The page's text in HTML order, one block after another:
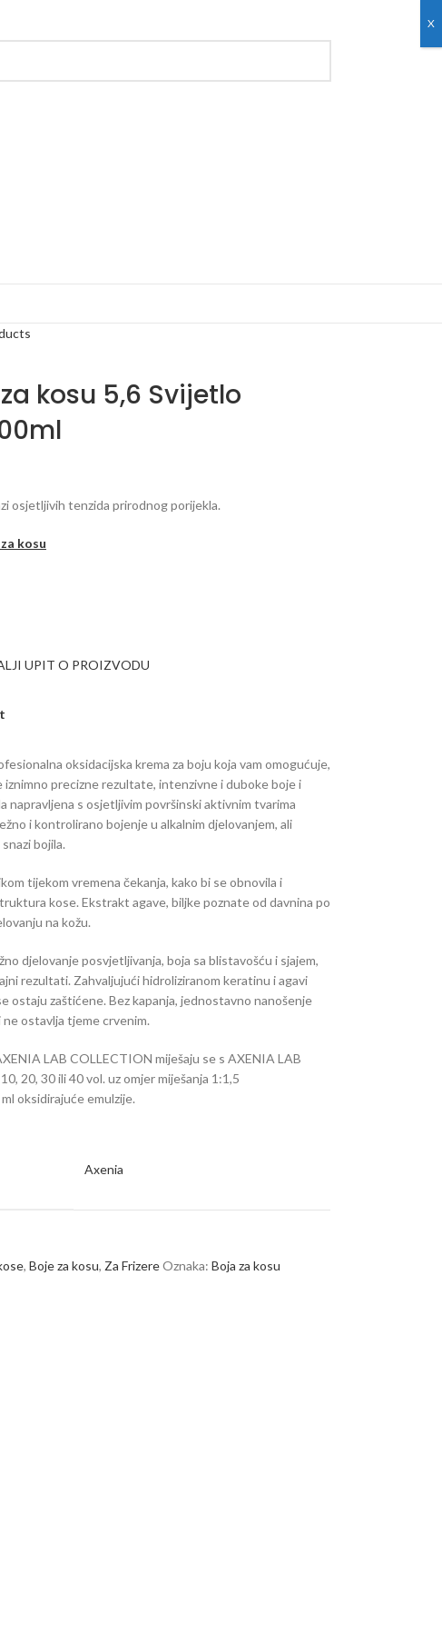
kosu 5,6 Svijetlo
osjetljivih tenzida prirodnog porijekla.
kosu
UPIT O PROIZVODU
oksidacijska krema za boju koja vam omogućuje,
precizne rezultate, intenzivne i duboke boje i
napravljena s osjetljivim površinski aktivnim tvarima
i kontrolirano bojenje u alkalnim djelovanjem, ali
​​bojila.
tijekom vremena čekanja, kako bi se obnovila i
kose. Ekstrakt agave, biljke poznate od davnina po
na kožu.
djelovanje posvjetljivanja, boja sa blistavošću i sjajem,
rezultati. Zahvaljujući hidroliziranom keratinu i agavi
ostaju zaštićene. Bez kapanja, jednostavno nanošenje
ostavlja tjeme crvenim.
LAB COLLECTION miješaju se s AXENIA LAB
20, 30 ili 40 vol. uz omjer miješanja 1:1,5
oksidirajuće emulzije.
Axenia
, Boje za kosu, Za FrizereOznaka: Boja za kosu
X